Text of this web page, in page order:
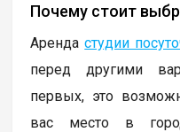
Почему стоит
Арендастудии
перед другими
первых, это
вас место в